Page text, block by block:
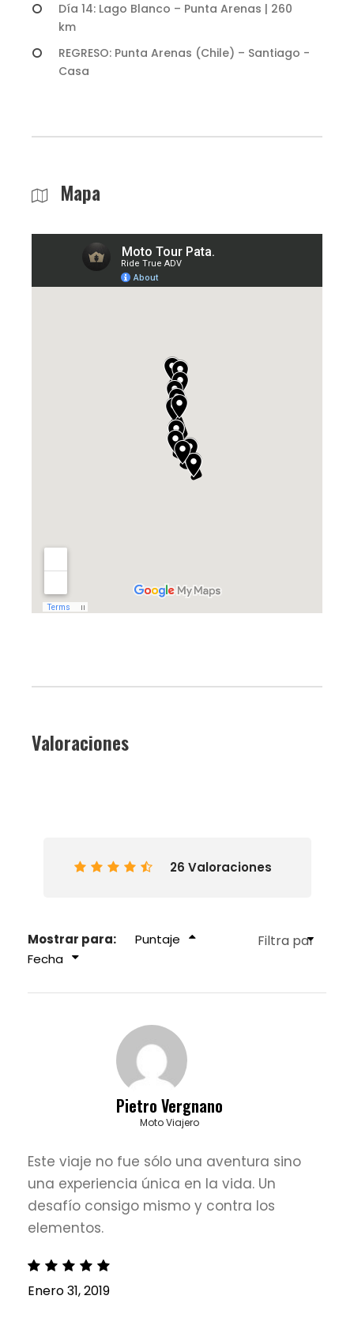
Día 14: Lago Blanco – Punta Arenas | 260
km
REGRESO: Punta Arenas (Chile) – Santiago -
Casa
Mapa
Valoraciones
26 Valoraciones
Mostrar para:
Puntaje
Fecha
Pietro Vergnano
Moto Viajero
Este viaje no fue sólo una aventura sino
una experiencia única en la vida. Un
desafío consigo mismo y contra los
elementos.
Enero 31, 2019